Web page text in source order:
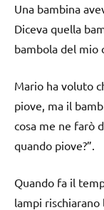
Una bambina
Diceva quella
bambola del mio
Mario ha voluto
piove, ma il
cosa me ne farò
quando piove?”.
Quando fa il
lampi